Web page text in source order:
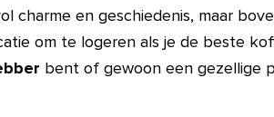
charme en geschiedenis, maar
om te logeren als je de beste
bent of gewoon een gezellige